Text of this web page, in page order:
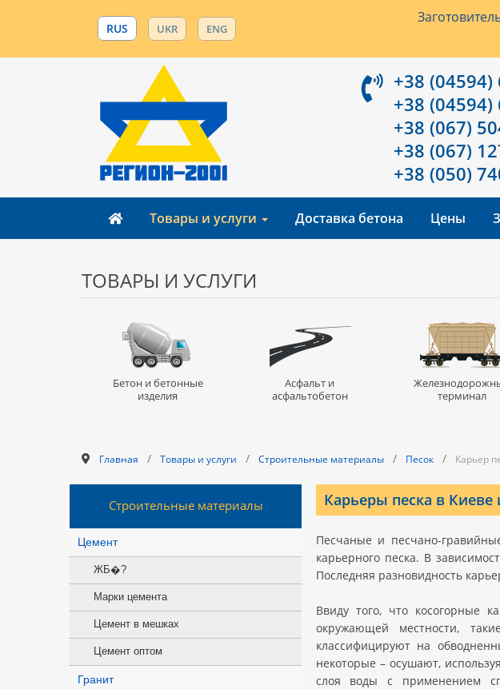
RUS UKR ENG
+38 (04594)
+38 (04594)
+38 (067)
+38 (067)
+38 (050)
Товары и услуги Доставка бетона Цены
ТОВАРЫ И УСЛУГИ
Бетон и бетонные
изделия
Асфальт и
асфальтобетон
терминал
Главная / Товары и услуги / Строительные материалы / Песок / Карьер
Строительные материалы
Цемент
ЖБ�?
Марки цемента
Цемент в мешках
Цемент оптом
Гранит
Карьеры песка в Киеве
Песчаные и песчано-
карьерного песка. В
Последняя разновидность
Ввиду того, что косогорные
окружающей местности,
классифицируют на
некоторые – осушают,
слоя воды с применением